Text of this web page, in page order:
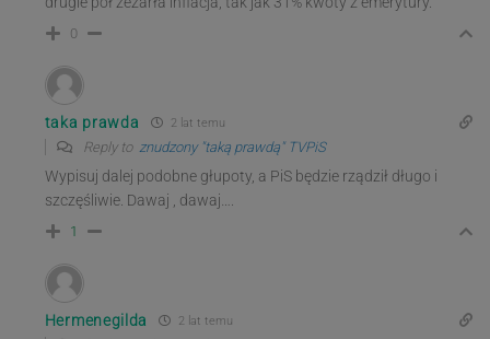
0
taka prawda 2 lat temu
Reply to znudzony "taką prawdą" TVPiS
Wypisuj dalej podobne głupoty, a PiS będzie rządził długo i
szczęśliwie. Dawaj , dawaj….
1
Hermenegilda 2 lat temu